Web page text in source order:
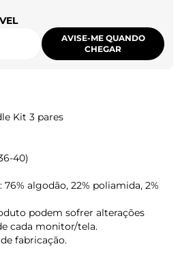
AVISE-ME QUANDO
CHEGAR
Kit 3 pares
40)
algodão, 22% poliamida, 2%
podem sofrer alterações
cada monitor/tela.
fabricação.